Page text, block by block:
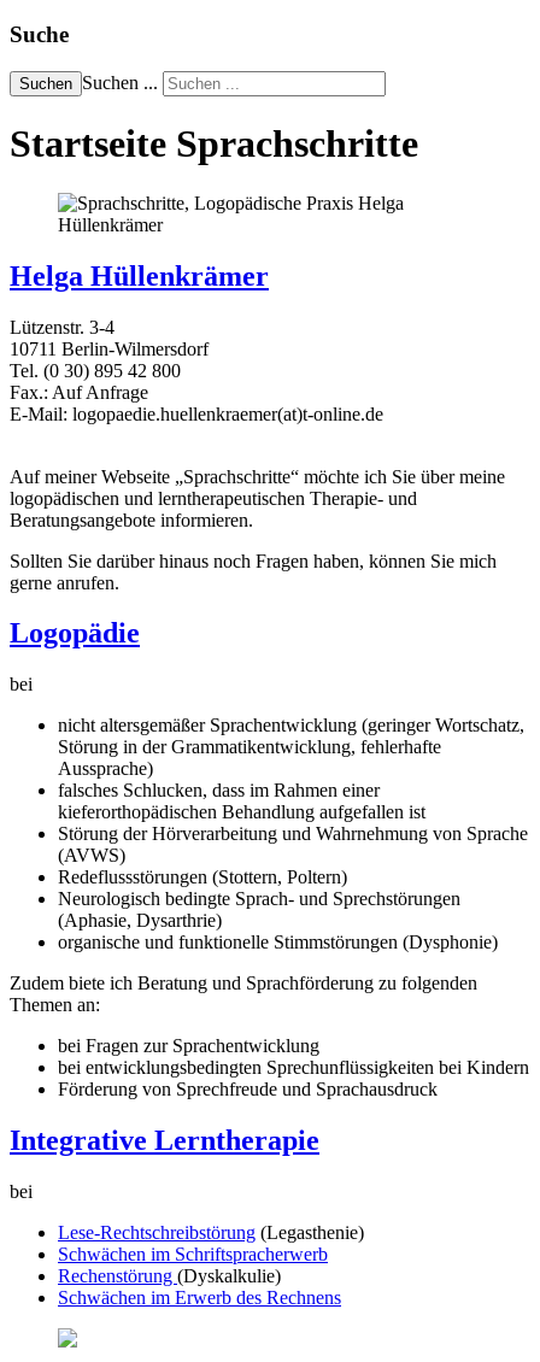
Suche
Suchen Suchen ...
Startseite Sprachschritte
Helga Hüllenkrämer
Lützenstr. 3-4
10711 Berlin-Wilmersdorf
Tel. (0 30) 895 42 800
Fax.: Auf Anfrage
E-Mail: logopaedie.huellenkraemer(at)t-online.de
Auf meiner Webseite „Sprachschritte“ möchte ich Sie über meine
logopädischen und lerntherapeutischen Therapie- und
Beratungsangebote informieren.
Sollten Sie darüber hinaus noch Fragen haben, können Sie mich
gerne anrufen.
Logopädie
bei
nicht altersgemäßer Sprachentwicklung (geringer Wortschatz,
Störung in der Grammatikentwicklung, fehlerhafte
Aussprache)
falsches Schlucken, dass im Rahmen einer
kieferorthopädischen Behandlung aufgefallen ist
Störung der Hörverarbeitung und Wahrnehmung von Sprache
(AVWS)
Redeflussstörungen (Stottern, Poltern)
Neurologisch bedingte Sprach- und Sprechstörungen
(Aphasie, Dysarthrie)
organische und funktionelle Stimmstörungen (Dysphonie)
Zudem biete ich Beratung und Sprachförderung zu folgenden
Themen an:
bei Fragen zur Sprachentwicklung
bei entwicklungsbedingten Sprechunflüssigkeiten bei Kindern
Förderung von Sprechfreude und Sprachausdruck
Integrative Lerntherapie
bei
Lese-Rechtschreibstörung (Legasthenie)
Schwächen im Schriftspracherwerb
Rechenstörung (Dyskalkulie)
Schwächen im Erwerb des Rechnens